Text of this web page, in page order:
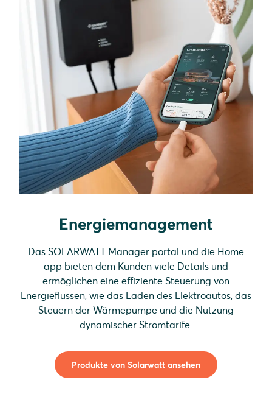
Energiemanagement
Das SOLARWATT Manager portal und die Home
app bieten dem Kunden viele Details und
ermöglichen eine effiziente Steuerung von
Energieflüssen, wie das Laden des Elektroautos, das
Steuern der Wärmepumpe und die Nutzung
dynamischer Stromtarife.
Produkte von Solarwatt ansehen